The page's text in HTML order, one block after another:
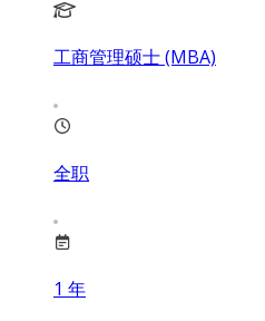
工商管理硕士 (MBA)
全职
1 年